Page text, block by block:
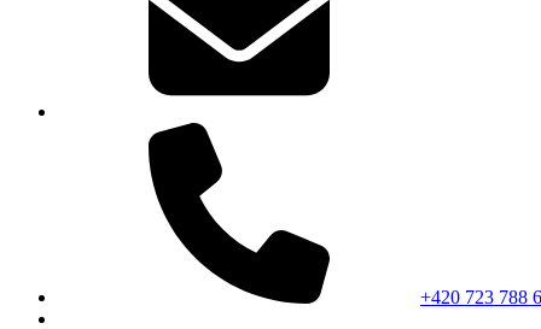
+420 723 788